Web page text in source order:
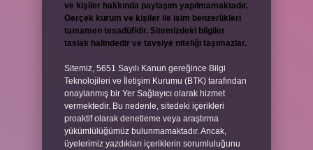
ve kişiler hakkında paylaşım yapılmamaktadır.
Gerçek kurum ve kişiler ile isim benzerlikleri
tamamen tesadüfidir. Sitemizdeki bilgiler
taslak halindedir ve tavsiye niteliği taşımazlar.
Sitemiz, 5651 Sayılı Kanun gereğince Bilgi
Teknolojileri ve İletişim Kurumu (BTK) tarafından
onaylanmış bir Yer Sağlayıcı olarak hizmet
vermektedir. Bu nedenle, sitedeki içerikleri
proaktif olarak denetleme veya araştırma
yükümlülüğümüz bulunmamaktadır. Ancak,
üyelerimiz yazdıkları içeriklerin sorumluluğunu